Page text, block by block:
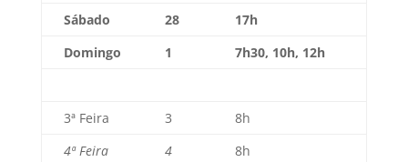
Sábado 28
17h
Domingo
1 7h30, 10h, 12h
3ª Feira 3
8h
4ª Feira
4
8h